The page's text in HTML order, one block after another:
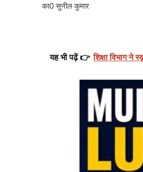
का0 सुनील कुमार
यह भी पढ़ें 👉 शिक्षा विभाग ने